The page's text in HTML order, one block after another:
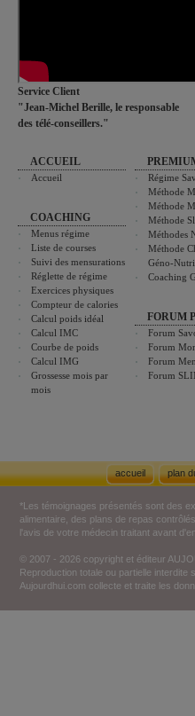
Service Client
"Jean-Michel Berille, le responsable
des télé-conseillers."
ACCUEIL
Accueil
COACHING
Menus régime
Liste de courses
Suivi des mensurations
Réglette de régime
Exercices physiques
Compteur de calories
Calcul poids idéal
Calcul IMC
Courbe de poids
Calcul IMG
Grossesse mois par
mois
Régime
Méthode
Méthode
Méthode
Méthodes
Méthode
Géno-
Coaching
FORUM
Forum
Forum
Forum
Forum
accueil plan
*Les témoignages présentés sont des
alimentaire, des plans de repas
l'avis de votre médecin traitant avant
© 2007 - 2026 copyright et éditeur
Reproduction totale ou partielle interdite
Aujourdhui.com collecte et traite les